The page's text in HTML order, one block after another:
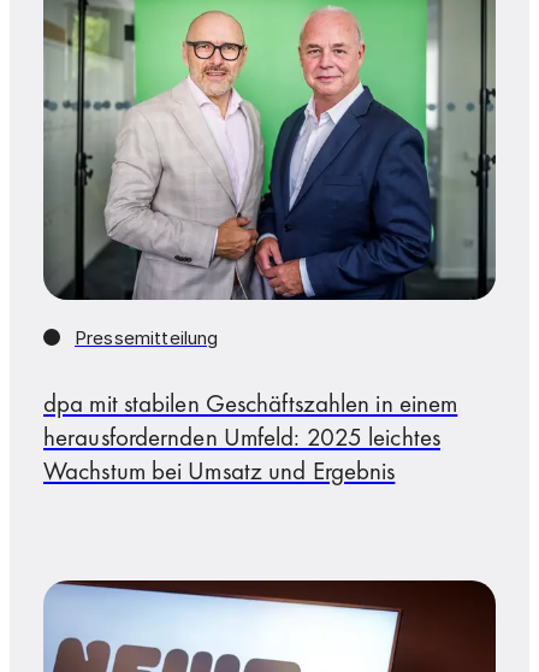
Pressemitteilung
dpa mit stabilen Geschäftszahlen in einem
herausfordernden Umfeld: 2025 leichtes
Wachstum bei Umsatz und Ergebnis